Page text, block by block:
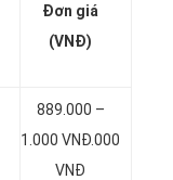
Đơn giá
(VNĐ)
889.000 –
1.000 VNĐ.000
VNĐ